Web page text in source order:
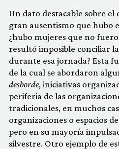
Un dato destacable sobre el
gran ausentismo que hubo
¿hubo mujeres que no
resultó imposible conciliar
durante esa jornada? Esta
de la cual se abordaron
desborde, iniciativas
periferia de las
tradicionales, en muchos
organizaciones o espacios
pero en su mayoría
silvestre. Otro ejemplo de